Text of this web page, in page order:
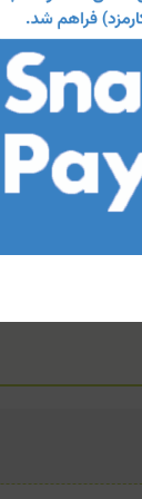
تداخل دارد. در
کرده و به پزشک
نیازمند پایش
اصلی دیابت، یا